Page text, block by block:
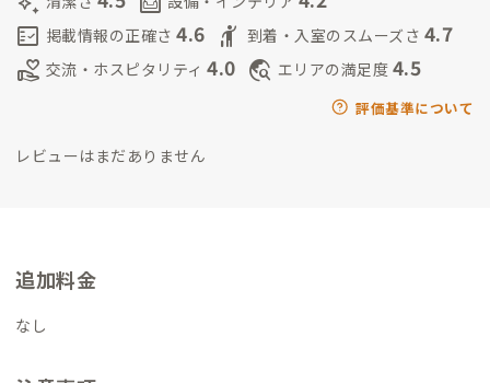
fact_check 掲載情報の正確さ 4.6 hail 到着・入室のスムーズさ 4.7
volunteer_activism 交流・ホスピタリティ 4.0 travel_explore エリアの満足度 4.5
評価基準について
レビューはまだありません
追加料金
なし